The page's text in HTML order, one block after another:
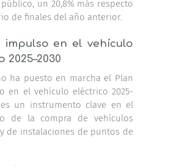
un 20,8% más respecto
de finales del año anterior.
impulso en el vehículo
2025–2030
ha puesto en marcha el Plan
en el vehículo eléctrico 2025-
un instrumento clave en el
de la compra de vehículos
de instalaciones de puntos de